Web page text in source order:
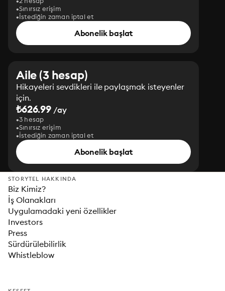
Sınırsız erişim
İstediğin zaman iptal et
Abonelik başlat
Aile (3 hesap)
Hikayeleri sevdikleri ile paylaşmak isteyenler
için.
₺626.99 /ay
3 hesap
Sınırsız erişim
İstediğin zaman iptal et
Abonelik başlat
STORYTEL HAKKINDA
Biz Kimiz?
İş Olanakları
Uygulamadaki yeni özellikler
Investors
Press
Sürdürülebilirlik
Whistleblow